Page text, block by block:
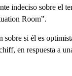
indeciso sobre el
Room”.
si él es
en respuesta a